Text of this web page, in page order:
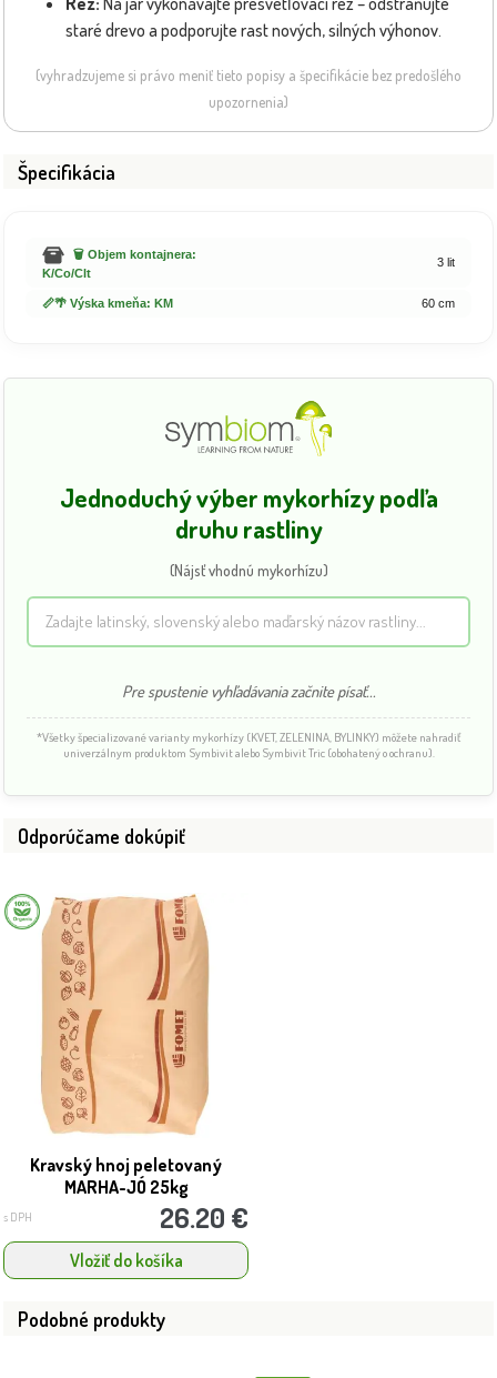
staré drevo a podporujte rast nových, silných výhonov.
(vyhradzujeme si právo meniť tieto popisy a špecifikácie bez predošlého
upozornenia)
Špecifikácia
🗑️ Objem kontajnera:
K/Co/Clt
3 lit
📏🌴 Výska kmeňa: KM 60 cm
Jednoduchý výber mykorhízy podľa
druhu rastliny
(Nájsť vhodnú mykorhízu)
Pre spustenie vyhľadávania začnite písať...
*Všetky špecializované varianty mykorhízy (KVET, ZELENINA, BYLINKY) môžete nahradiť
univerzálnym produktom Symbivit alebo Symbivit Tric (obohatený o ochranu).
Odporúčame dokúpiť
Kravský hnoj peletovaný
MARHA-JÓ 25kg
s DPH 26.20 €
Vložiť do košíka
Podobné produkty